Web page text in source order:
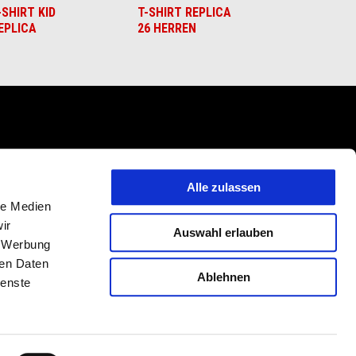
Medien
Daten
Alle zulassen
Auswahl erlauben
Ablehnen
KID
T-SHIRT REPLICA
26 HERREN
Kundenservice
Datenschutz
Recall campaign
CORPORATE
Wide Magazine
Piaggio Group
Accessibility